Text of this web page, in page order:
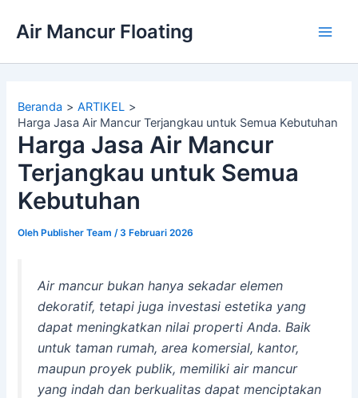
Air Mancur Floating
Beranda
ARTIKEL
Harga Jasa Air Mancur Terjangkau untuk Semua Kebutuhan
Harga Jasa Air Mancur
Terjangkau untuk Semua
Kebutuhan
OlehPublisher Team /3 Februari 2026
Air mancur bukan hanya sekadar elemen
dekoratif, tetapi juga investasi estetika yang
dapat meningkatkan nilai properti Anda. Baik
untuk taman rumah, area komersial, kantor,
maupun proyek publik, memiliki air mancur
yang indah dan berkualitas dapat menciptakan